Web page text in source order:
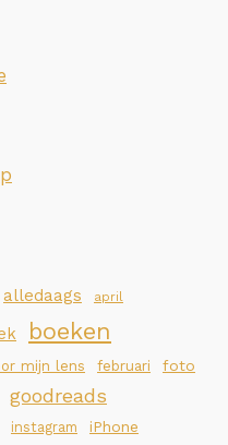
alledaags april
boeken
mijn lens februari foto
goodreads
instagram iPhone